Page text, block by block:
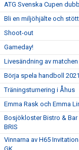
ATG Svenska Cupen
Bli en miljöhjälte och
Shoot-out
Gameday!
Livesändning av matchen
Börja spela handboll
Träningsturnering i Åhus
Emma Rask och Emma
Bosjökloster Bistro & Bar
BRIS
Vinnarna av H65